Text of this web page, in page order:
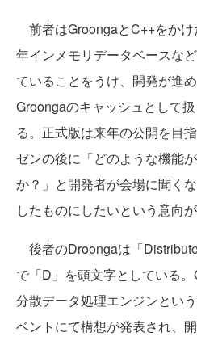
前者はGroongaとC++をか
年インメモリデータベースな
ていることをうけ、開発が進
Groongaのキャッシュとして
る。正式版は来年の公開を目
ゼンの後に「どのような機能
か？」と開発者が会場に聞く
したものにしたいという意向が
後者のDroongaは「
で「D」を頭文字としている
分散データ処理エンジンとい
ベントにて構想が発表され、